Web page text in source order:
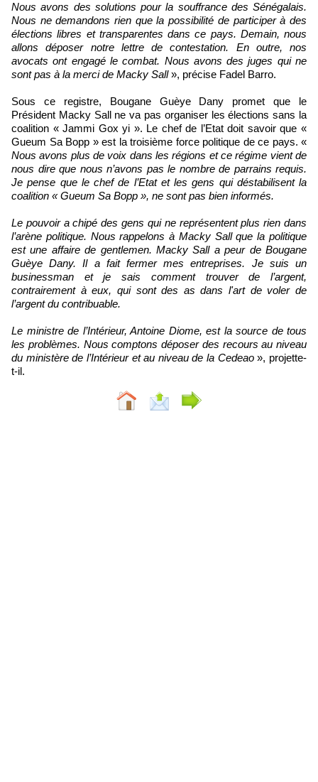
Nous avons des solutions pour la souffrance des Sénégalais.
Nous ne demandons rien que la possibilité de participer à des
élections libres et transparentes dans ce pays. Demain, nous
allons déposer notre lettre de contestation. En outre, nos
avocats ont engagé le combat. Nous avons des juges qui ne
sont pas à la merci de Macky Sall», précise Fadel Barro.
Sous ce registre, Bougane Guèye Dany promet que le
Président Macky Sall ne va pas organiser les élections sans la
coalition « Jammi Gox yi ». Le chef de l’Etat doit savoir que «
Gueum Sa Bopp » est la troisième force politique de ce pays. «
Nous avons plus de voix dans les régions et ce régime vient de
nous dire que nous n’avons pas le nombre de parrains requis.
Je pense que le chef de l’Etat et les gens qui déstabilisent la
coalition « Gueum Sa Bopp », ne sont pas bien informés.
Le pouvoir a chipé des gens qui ne représentent plus rien dans
l’arène politique. Nous rappelons à Macky Sall que la politique
est une affaire de gentlemen. Macky Sall a peur de Bougane
Guèye Dany. Il a fait fermer mes entreprises. Je suis un
businessman et je sais comment trouver de l’argent,
contrairement à eux, qui sont des as dans l'art de voler de
l’argent du contribuable.
Le ministre de l’Intérieur, Antoine Diome, est la source de tous
les problèmes. Nous comptons déposer des recours au niveau
du ministère de l’Intérieur et au niveau de la Cedeao», projette-
t-il.